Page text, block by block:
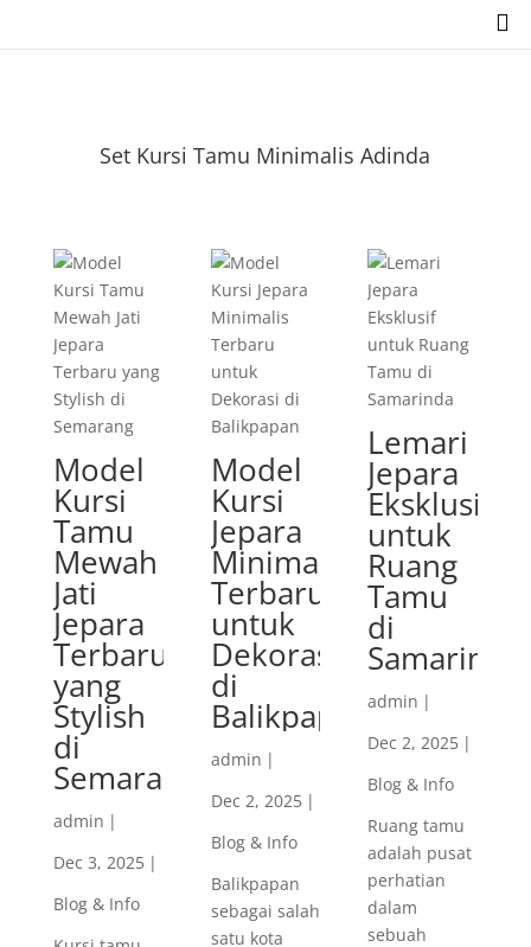

Set Kursi Tamu Minimalis Adinda
Model
Kursi
Tamu
Mewah
Jati
Jepara
Terbaru
yang
Stylish
di
Semarang
admin |
Dec 3, 2025 |
Blog & Info
Model
Kursi
Jepara
Minimalis
Terbaru
untuk
Dekorasi
di
Balikpapan
admin |
Dec 2, 2025 |
Blog & Info
Balikpapan
sebagai salah
satu kota
Lemari
Jepara
Eksklusif
untuk
Ruang
Tamu
di
Samarinda
admin |
Dec 2, 2025 |
Blog & Info
Ruang tamu
adalah pusat
perhatian
dalam
sebuah